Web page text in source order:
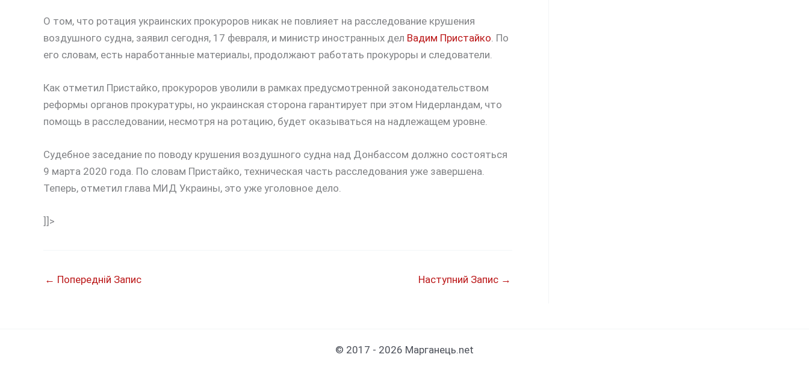
О том, что ротация украинских прокуроров никак не повлияет на расследование крушения
воздушного судна, заявил сегодня, 17 февраля, и министр иностранных дел Вадим Пристайко . По
его словам, есть наработанные материалы, продолжают работать прокуроры и следователи.
Как отметил Пристайко, прокуроров уволили в рамках предусмотренной законодательством
реформы органов прокуратуры, но украинская сторона гарантирует при этом Нидерландам, что
помощь в расследовании, несмотря на ротацию, будет оказываться на надлежащем уровне.
Судебное заседание по поводу крушения воздушного судна над Донбассом должно состояться
9 марта 2020 года. По словам Пристайко, техническая часть расследования уже завершена.
Теперь, отметил глава МИД Украины, это уже уголовное дело.
]]>
← Попередній Запис Наступний Запис →
© 2017 - 2026 Марганець.net